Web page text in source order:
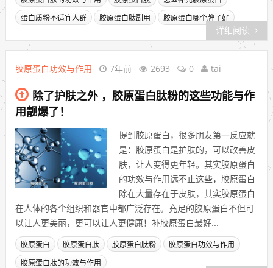
蛋白质粉不适宜人群 胶原蛋白肽副用 胶原蛋白哪个牌子好
详细阅读
胶原蛋白功效与作用 7年前 2693 0 tai
除了护肤之外 ，胶原蛋白肽粉的这些功能与作
用靓爆了！
提到胶原蛋白，很多朋友第一反应就
是：胶原蛋白是护肤的，可以改善皮
肤，让人变得更年轻。其实胶原蛋白
的功效与作用远不止这些，胶原蛋白
除在大量存在于皮肤，其实胶原蛋白
在人体的各个组织和器官中都广泛存在。充足的胶原蛋白不但可
以让人更美丽，更可以让人更健康！补胶原蛋白最好...
胶原蛋白 胶原蛋白肽 胶原蛋白肽粉 胶原蛋白功效与作用
胶原蛋白肽的功效与作用